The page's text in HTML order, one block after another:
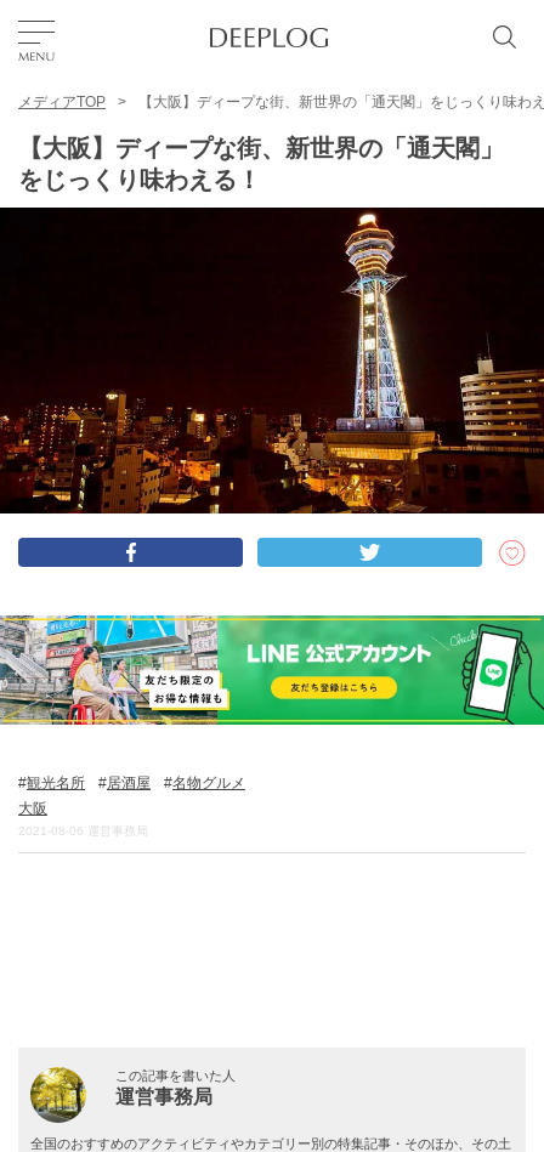
TOP
日本語
USD
DEEPLOGとは
プライバシーポリシー
お問い合わせ
トラベルライター募集
メディアTOP 【大阪】ディープな街、新世界の「通天閣」をじっくり味わ
【大阪】ディープな街、新世界の「通天閣」
をじっくり味わえる！
観光名所 居酒屋
名物グルメ
大阪
2021-08-06 運営事務局
この記事を書いた人
運営事務局
全国のおすすめのアクティビティやカテゴリー別の特集記事・そのほか、その土